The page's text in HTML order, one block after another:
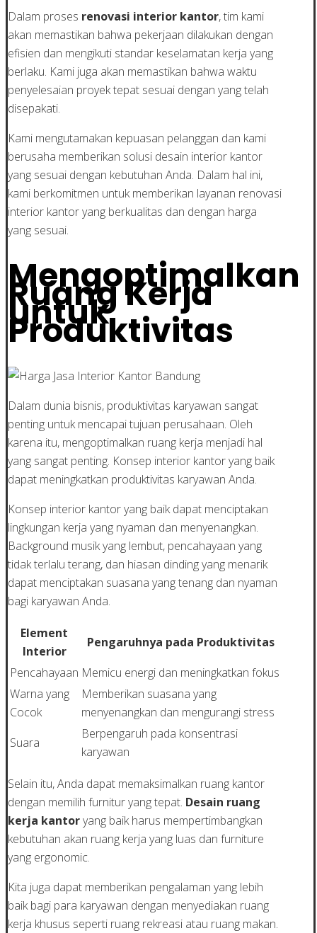
Dalam proses renovasi interior kantor, tim kami
akan memastikan bahwa pekerjaan dilakukan dengan
efisien dan mengikuti standar keselamatan kerja yang
berlaku. Kami juga akan memastikan bahwa waktu
penyelesaian proyek tepat sesuai dengan yang telah
disepakati.
Kami mengutamakan kepuasan pelanggan dan kami
berusaha memberikan solusi desain interior kantor
yang sesuai dengan kebutuhan Anda. Dalam hal ini,
kami berkomitmen untuk memberikan layanan renovasi
interior kantor yang berkualitas dan dengan harga
yang sesuai.
Mengoptimalkan
Ruang Kerja
untuk
Produktivitas
Dalam dunia bisnis, produktivitas karyawan sangat
penting untuk mencapai tujuan perusahaan. Oleh
karena itu, mengoptimalkan ruang kerja menjadi hal
yang sangat penting. Konsep interior kantor yang baik
dapat meningkatkan produktivitas karyawan Anda.
Konsep interior kantor yang baik dapat menciptakan
lingkungan kerja yang nyaman dan menyenangkan.
Background musik yang lembut, pencahayaan yang
tidak terlalu terang, dan hiasan dinding yang menarik
dapat menciptakan suasana yang tenang dan nyaman
bagi karyawan Anda.
Element
Interior
Pengaruhnya pada Produktivitas
Pencahayaan Memicu energi dan meningkatkan fokus
Warna yang
Cocok
Memberikan suasana yang
menyenangkan dan mengurangi stress
Suara
Berpengaruh pada konsentrasi
karyawan
Selain itu, Anda dapat memaksimalkan ruang kantor
dengan memilih furnitur yang tepat. Desain ruang
kerja kantoryang baik harus mempertimbangkan
kebutuhan akan ruang kerja yang luas dan furniture
yang ergonomic.
Kita juga dapat memberikan pengalaman yang lebih
baik bagi para karyawan dengan menyediakan ruang
kerja khusus seperti ruang rekreasi atau ruang makan.